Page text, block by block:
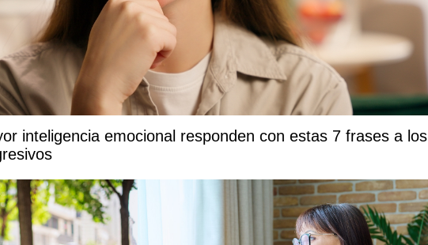
inteligencia emocional responden con estas 7 frases a los